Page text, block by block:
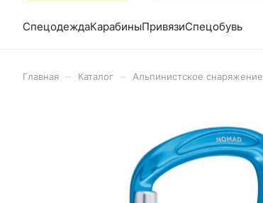
СпецодеждаКарабиныПривязиСпецобувь
Главная Каталог Альпинистское снаряжение